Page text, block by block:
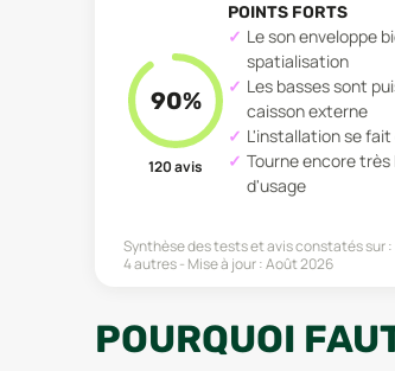
90%
120avis
POINTS FORTS
Le son enveloppe
spatialisation
Les basses sont
caisson externe
L'installation se
Tourne encore très
d'usage
Synthèse des tests et avis constatés sur :
4 autres Mise à jour :Août 2026
POURQUOI